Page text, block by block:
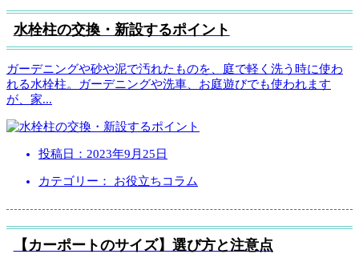
水栓柱の交換・新設するポイント
ガーデニングや砂や泥で汚れたものを、庭で軽く洗う時に使わ
れる水栓柱。ガーデニングや洗車、お庭遊びでも使われます
が、家...
投稿日： 2023年9月25日
カテゴリー： お役立ちコラム
【カーポートのサイズ】選び方と注意点